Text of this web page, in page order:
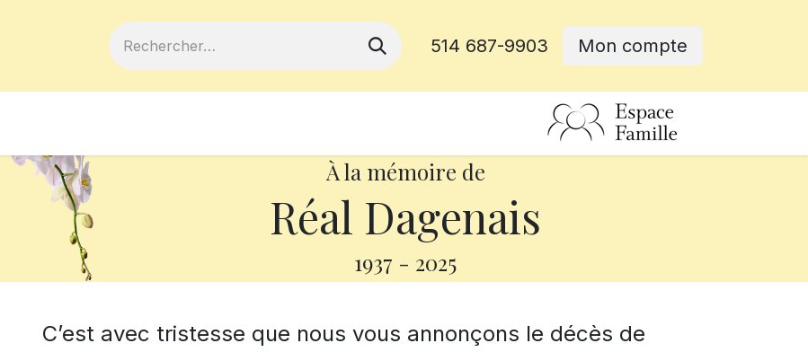
514 687-9903 Mon compte
À la mémoire de
Réal Dagenais
1937 - 2025
C’est avec tristesse que nous vous annonçons le décès de